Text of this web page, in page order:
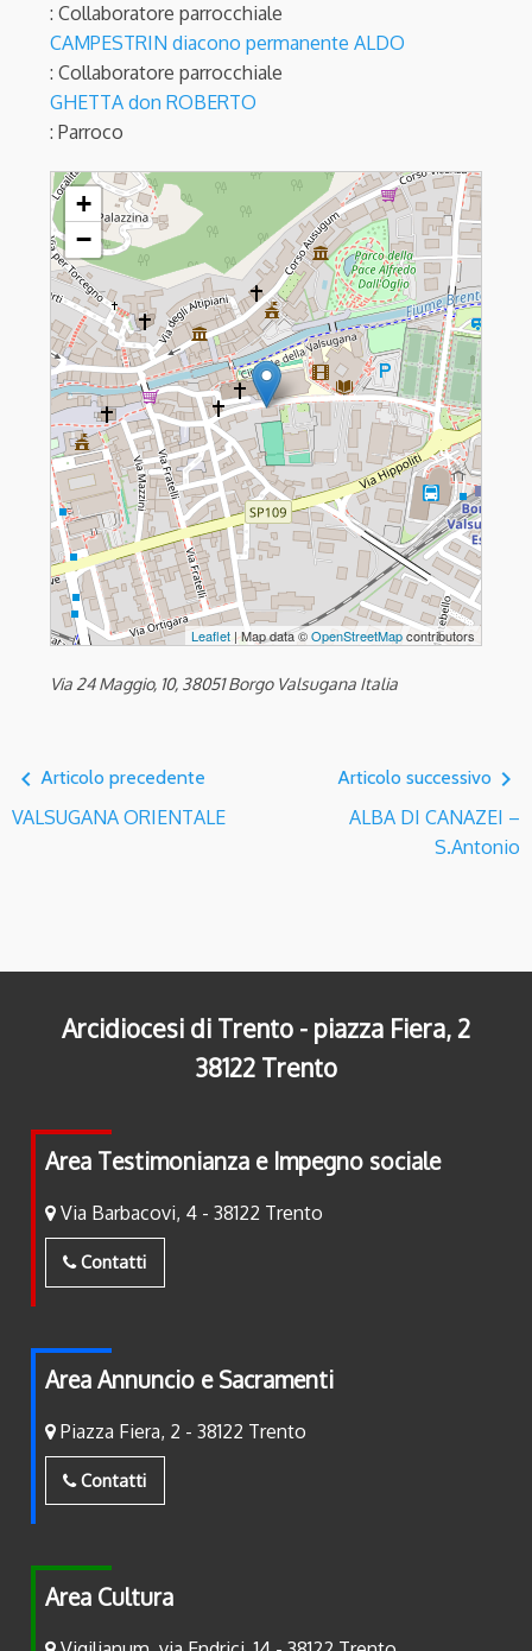
: Collaboratore parrocchiale
CAMPESTRIN diacono permanente ALDO
: Collaboratore parrocchiale
GHETTA don ROBERTO
: Parroco
BORGO VALSUGANA - Natività di Maria
+
−
Leaflet | Map data ©OpenStreetMapcontributors
Via 24 Maggio, 10, 38051 Borgo Valsugana Italia
navigate_before Articolo precedente
VALSUGANA ORIENTALE
Articolo successivo navigate_next
ALBA DI CANAZEI –
S.Antonio
Arcidiocesi di Trento - piazza Fiera, 2
38122 Trento
Area Testimonianza e Impegno sociale
Via Barbacovi, 4 - 38122 Trento
Contatti
Area Annuncio e Sacramenti
Piazza Fiera, 2 - 38122 Trento
Contatti
Area Cultura